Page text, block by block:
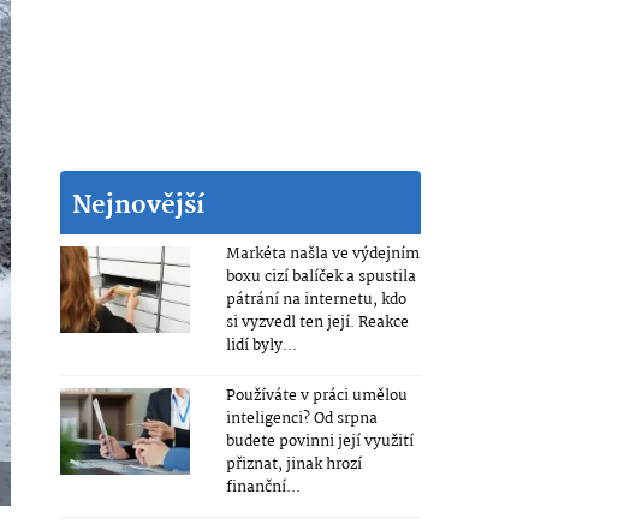
Nejnovější
Markéta našla ve výdejním
boxu cizí balíček a spustila
pátrání na internetu, kdo
si vyzvedl ten její. Reakce
lidí byly...
Používáte v práci umělou
inteligenci? Od srpna
budete povinni její využití
přiznat, jinak hrozí
finanční...